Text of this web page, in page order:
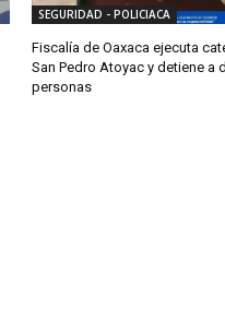
SEGURIDAD - POLICIACA
Fiscalía de Oaxaca ejecuta
San Pedro Atoyac y detiene a
personas